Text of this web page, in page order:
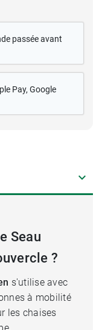
passée avant
Pay, Google
Seau
?
s'utilise avec
à mobilité
les chaises